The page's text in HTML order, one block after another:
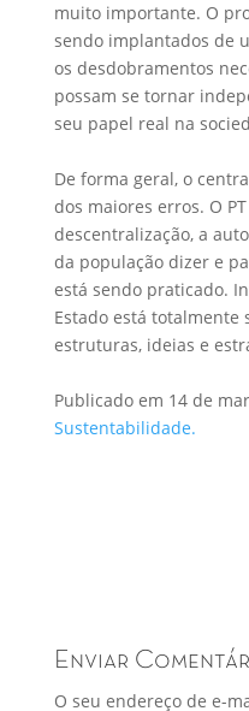
muito importante. O
sendo implantados de
os desdobramentos
possam se tornar
seu papel real na
De forma geral, o
dos maiores erros. O
descentralização, a
da população dizer e
está sendo praticado.
Estado está totalmente
estruturas, ideias e
Publicado em 14 de
Sustentabilidade.
Enviar
O seu endereço de e-